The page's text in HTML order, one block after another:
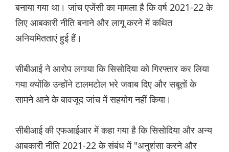
बनाया गया था। जांच एजेंसी का मामला है कि वर्ष 2021-22 के
लिए आबकारी नीति बनाने और लागू करने में कथित
अनियमितताएं हुई हैं।
सीबीआई ने आरोप लगाया कि सिसोदिया को गिरफ्तार कर लिया
गया क्योंकि उन्होंने टालमटोल भरे जवाब दिए और सबूतों के
सामने आने के बावजूद जांच में सहयोग नहीं किया।
सीबीआई की एफआईआर में कहा गया है कि सिसोदिया और अन्य
आबकारी नीति 2021-22 के संबंध में "अनुशंसा करने और